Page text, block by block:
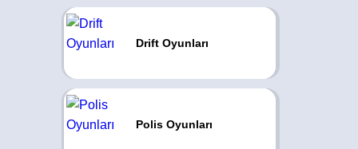
Drift Oyunları
Polis Oyunları